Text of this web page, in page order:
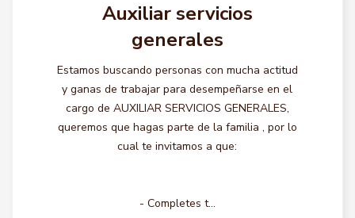
Auxiliar servicios
generales
Estamos buscando personas con mucha actitud
y ganas de trabajar para desempeñarse en el
cargo de AUXILIAR SERVICIOS GENERALES,
queremos que hagas parte de la familia , por lo
cual te invitamos a que:
- Completes t...